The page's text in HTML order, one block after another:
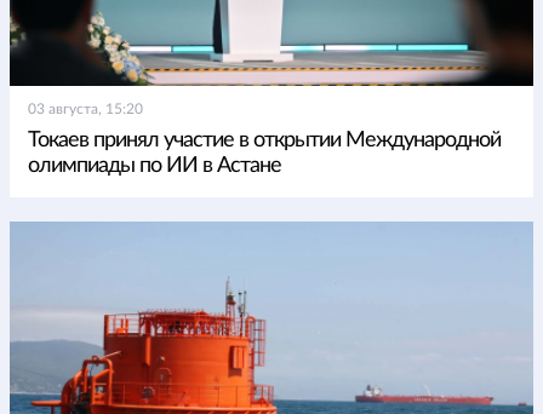
03 августа, 15:20
Токаев принял участие в открытии Международной
олимпиады по ИИ в Астане